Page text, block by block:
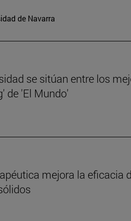
de Navarra
se sitúan entre los
de 'El Mundo'
mejora la eficacia